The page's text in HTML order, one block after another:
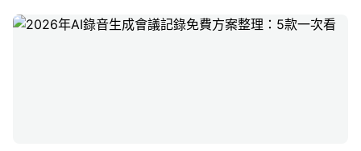
的會議記錄幫手，再也不怕漏掉關鍵決策。